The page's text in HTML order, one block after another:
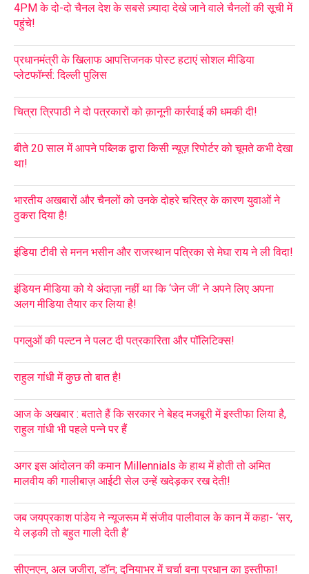
4PM के दो-दो चैनल देश के सबसे ज़्यादा देखे जाने वाले चैनलों की सूची में
पहुंचे!
प्रधानमंत्री के खिलाफ आपत्तिजनक पोस्ट हटाएं सोशल मीडिया
प्लेटफॉर्म्स: दिल्ली पुलिस
चित्रा त्रिपाठी ने दो पत्रकारों को क़ानूनी कार्रवाई की धमकी दी!
बीते 20 साल में आपने पब्लिक द्वारा किसी न्यूज़ रिपोर्टर को चूमते कभी देखा
था!
भारतीय अखबारों और चैनलों को उनके दोहरे चरित्र के कारण युवाओं ने
ठुकरा दिया है!
इंडिया टीवी से मनन भसीन और राजस्थान पत्रिका से मेघा राय ने ली विदा!
इंडियन मीडिया को ये अंदाज़ा नहीं था कि ‘जेन जी’ ने अपने लिए अपना
अलग मीडिया तैयार कर लिया है!
पगलुओं की पल्टन ने पलट दी पत्रकारिता और पॉलिटिक्स!
राहुल गांधी में कुछ तो बात है!
आज के अखबार : बताते हैं कि सरकार ने बेहद मजबूरी में इस्तीफा लिया है,
राहुल गांधी भी पहले पन्ने पर हैं
अगर इस आंदोलन की कमान Millennials के हाथ में होती तो अमित
मालवीय की गालीबाज़ आईटी सेल उन्हें खदेड़कर रख देती!
जब जयप्रकाश पांडेय ने न्यूजरूम में संजीव पालीवाल के कान में कहा- ‘सर,
ये लड़की तो बहुत गाली देती है’
सीएनएन, अल जजीरा, डॉन; दुनियाभर में चर्चा बना प्रधान का इस्तीफा!